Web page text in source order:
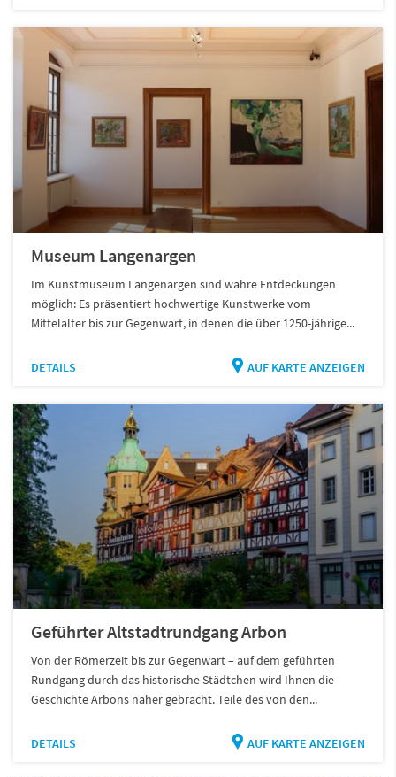
Museum Langenargen
Im Kunstmuseum Langenargen sind wahre Entdeckungen
möglich: Es präsentiert hochwertige Kunstwerke vom
Mittelalter bis zur Gegenwart, in denen die über 1250-jährige...
DETAILS AUF KARTE ANZEIGEN
Geführter Altstadtrundgang Arbon
Von der Römerzeit bis zur Gegenwart – auf dem geführten
Rundgang durch das historische Städtchen wird Ihnen die
Geschichte Arbons näher gebracht. Teile des von den...
DETAILS AUF KARTE ANZEIGEN